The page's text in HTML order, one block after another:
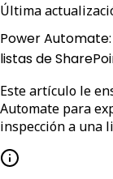
Última
Power
listas de
Este artículo le
Automate para
inspección a una